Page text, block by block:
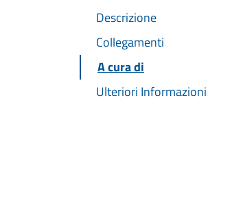
Descrizione
Collegamenti
A cura di
Ulteriori Informazioni